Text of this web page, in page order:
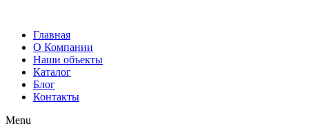
содержимому
Главная
О Компании
Наши объекты
Каталог
Блог
Контакты
Menu